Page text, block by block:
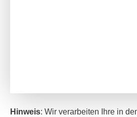
Hinweis: Wir verarbeiten Ihre in